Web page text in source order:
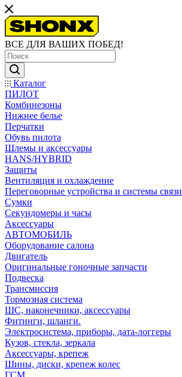
ВСЕ ДЛЯ ВАШИХ ПОБЕД!
Каталог
ПИЛОТ
Комбинезоны
Нижнее белье
Перчатки
Обувь пилота
Шлемы и аксессуары
HANS/HYBRID
Защиты
Вентиляция и охлаждение
Переговорные устройства и системы связи
Сумки
Секундомеры и часы
Аксессуары
АВТОМОБИЛЬ
Оборудование салона
Двигатель
Оригинальные гоночные запчасти
Подвеска
Трансмиссия
Тормозная система
ШС, наконечники, аксессуары
Фитинги, шланги.
Электросистема, приборы, дата-логгеры
Кузов, стекла, зеркала
Аксессуары, крепеж
Шины, диски, крепеж колес
ГСМ